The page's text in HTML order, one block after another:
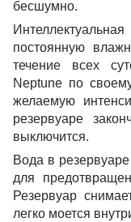
бесшумно.
постоянную
течение всех
Neptune по
желаемую
резервуаре
выключится.
Вода в
для
Резервуар
легко моется